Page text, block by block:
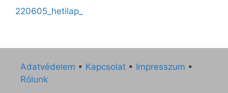
220605_hetilap_
Adatvédelem • Kapcsolat • Impresszum •
Rólunk